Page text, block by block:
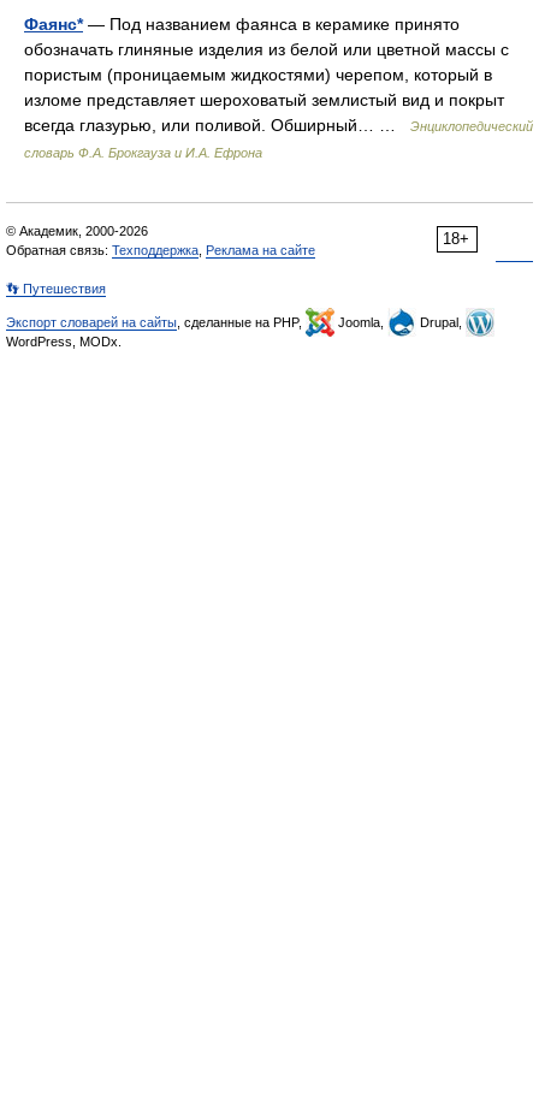
Фаянс*— Под названием фаянса в керамике принято
обозначать глиняные изделия из белой или цветной массы с
пористым (проницаемым жидкостями) черепом, который в
изломе представляет шероховатый землистый вид и покрыт
всегда глазурью, или поливой. Обширный… …
Энциклопедический
словарь Ф.А. Брокгауза и И.А. Ефрона
18+
© Академик, 2000-2026
Обратная связь: Техподдержка Реклама на сайте
👣 Путешествия
Экспорт словарей на сайты , сделанные на PHP, Joomla,
Drupal,
WordPress, MODx.